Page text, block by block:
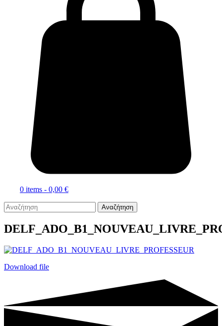
0 items - 0,00 €
Αναζήτηση
Download file